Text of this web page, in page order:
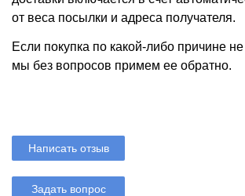
от веса посылки и адреса получателя.
Если покупка по какой-либо причине
мы без вопросов примем ее обратно.
Написать отзыв
Задать вопрос